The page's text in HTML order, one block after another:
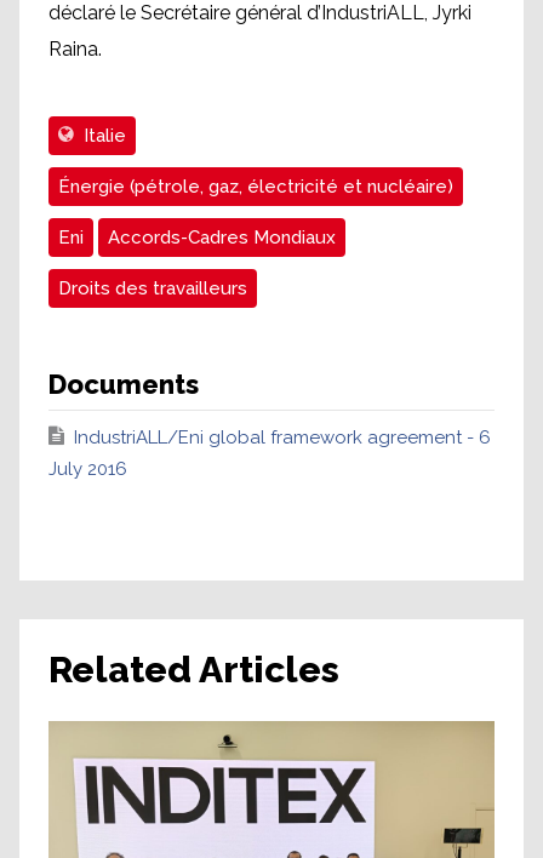
déclaré le Secrétaire général d’IndustriALL, Jyrki
Raina.
Italie
Énergie (pétrole, gaz, électricité et nucléaire)
Eni Accords-Cadres Mondiaux
Droits des travailleurs
Documents
IndustriALL/Eni global framework agreement - 6
July 2016
Related Articles